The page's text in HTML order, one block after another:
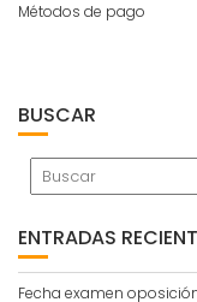
Métodos de pago
BUSCAR
ENTRADAS
Fecha examen